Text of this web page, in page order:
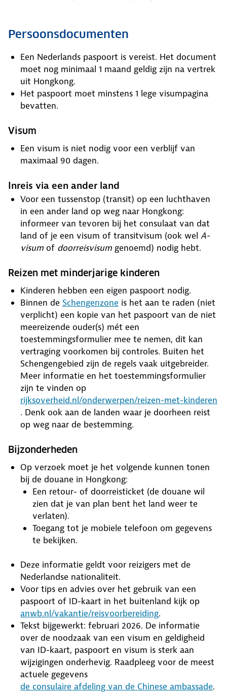
Persoonsdocumenten
Een Nederlands paspoort is vereist. Het document
moet nog minimaal 1 maand geldig zijn na vertrek
uit Hongkong.
Het paspoort moet minstens 1 lege visumpagina
bevatten.
Visum
Een visum is niet nodig voor een verblijf van
maximaal 90 dagen.
Inreis via een ander land
Voor een tussenstop (transit) op een luchthaven
in een ander land op weg naar Hongkong:
informeer van tevoren bij het consulaat van dat
land of je een visum of transitvisum (ook wel A-
visum of doorreisvisum genoemd) nodig hebt.
Reizen met minderjarige kinderen
Kinderen hebben een eigen paspoort nodig.
Binnen de Schengenzone is het aan te raden (niet
verplicht) een kopie van het paspoort van de niet
meereizende ouder(s) mét een
toestemmingsformulier mee te nemen, dit kan
vertraging voorkomen bij controles. Buiten het
Schengengebied zijn de regels vaak uitgebreider.
Meer informatie en het toestemmingsformulier
zijn te vinden op
rijksoverheid.nl/onderwerpen/reizen-met-kinderen
. Denk ook aan de landen waar je doorheen reist
op weg naar de bestemming.
Bijzonderheden
Op verzoek moet je het volgende kunnen tonen
bij de douane in Hongkong:
Een retour- of doorreisticket (de douane wil
zien dat je van plan bent het land weer te
verlaten).
Toegang tot je mobiele telefoon om gegevens
te bekijken.
Deze informatie geldt voor reizigers met de
Nederlandse nationaliteit.
Voor tips en advies over het gebruik van een
paspoort of ID-kaart in het buitenland kijk op
anwb.nl/vakantie/reisvoorbereiding.
Tekst bijgewerkt: februari 2026. De informatie
over de noodzaak van een visum en geldigheid
van ID-kaart, paspoort en visum is sterk aan
wijzigingen onderhevig. Raadpleeg voor de meest
actuele gegevens
de consulaire afdeling van de Chinese ambassade.